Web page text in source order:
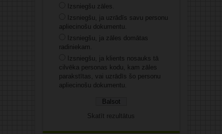
Izsniegšu zāles.
Izsniegšu, ja uzrādīs savu personu
apliecinošu dokumentu.
Izsniegšu, ja zāles domātas
radiniekam.
Izsniegšu, ja klients nosauks tā
cilvēka personas kodu, kam zāles
parakstītas, vai uzrādīs šo personu
apliecinošu dokumentu.
Skatīt rezultātus